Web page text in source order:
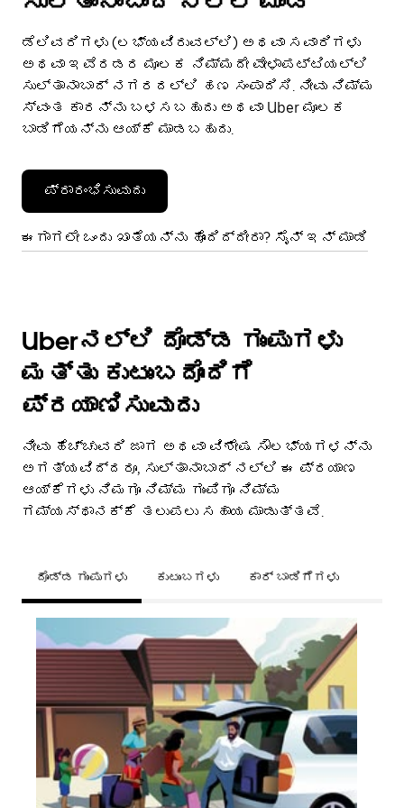
ಡೆಲಿವರಿಗಳು (ಲಭ್ಯವಿರುವಲ್ಲಿ) ಅಥವಾ ಸವಾರಿಗಳು
ಅಥವಾ ಇವೆರಡರ ಮೂಲಕ ನಿಮ್ಮದೇ ವೇಳಾಪಟ್ಟಿಯಲ್ಲಿ
ಸುಲ್ತಾನಾಬಾದ್ ನಗರದಲ್ಲಿ ಹಣ ಸಂಪಾದಿಸಿ. ನೀವು ನಿಮ್ಮ
ಸ್ವಂತ ಕಾರನ್ನು ಬಳಸಬಹುದು ಅಥವಾ Uber ಮೂಲಕ
ಬಾಡಿಗೆಯನ್ನು ಆಯ್ಕೆ ಮಾಡಬಹುದು.
ಪ್ರಾರಂಭಿಸುವುದು
ಈಗಾಗಲೇ ಒಂದು ಖಾತೆಯನ್ನು ಹೊಂದಿದ್ದೀರಾ? ಸೈನ್ ಇನ್ ಮಾಡಿ
Uberನಲ್ಲಿ ದೊಡ್ಡ ಗುಂಪುಗಳು
ಮತ್ತು ಕುಟುಂಬದೊಂದಿಗೆ
ಪ್ರಯಾಣಿಸುವುದು
ನೀವು ಹೆಚ್ಚುವರಿ ಜಾಗ ಅಥವಾ ವಿಶೇಷ ಸೌಲಭ್ಯಗಳನ್ನು
ಅಗತ್ಯವಿದ್ದರೂ, ಸುಲ್ತಾನಾಬಾದ್ ನಲ್ಲಿ ಈ ಪ್ರಯಾಣ
ಆಯ್ಕೆಗಳು ನಿಮಗೂ ನಿಮ್ಮ ಗುಂಪಿಗೂ ನಿಮ್ಮ
ಗಮ್ಯಸ್ಥಾನಕ್ಕೆ ತಲುಪಲು ಸಹಾಯ ಮಾಡುತ್ತವೆ.
ದೊಡ್ಡ ಗುಂಪುಗಳು ಕುಟುಂಬಗಳು ಕಾರ್ ಬಾಡಿಗೆಗಳು